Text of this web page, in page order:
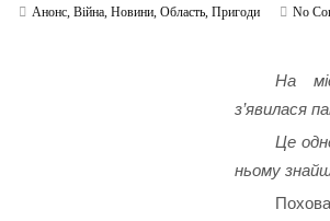
Анонс,Війна,Новини,Область,Пригоди
No
На
з’явилася
Це
ньому